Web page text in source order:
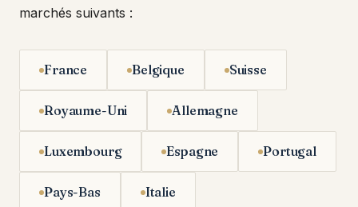
marchés suivants :
France Belgique Suisse
Royaume-Uni Allemagne
Luxembourg Espagne Portugal
Pays-Bas Italie